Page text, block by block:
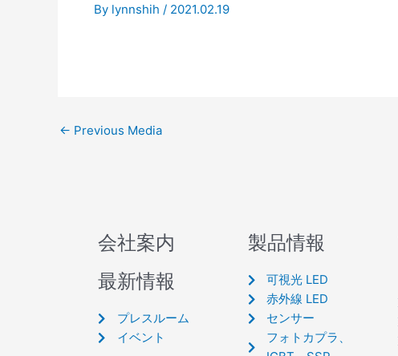
By lynnshih / 2021.02.19
← Previous Media
会社案内
最新情報
プレスルーム
イベント
製品情報
可視光 LED
赤外線 LED
センサー
フォトカプラ、